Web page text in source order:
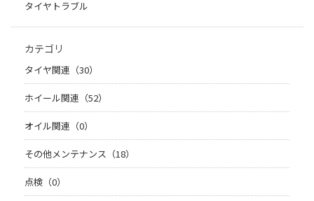
タイヤトラブル
カテゴリ
タイヤ関連（30）
ホイール関連（52）
オイル関連（0）
その他メンテナンス（18）
点検（0）